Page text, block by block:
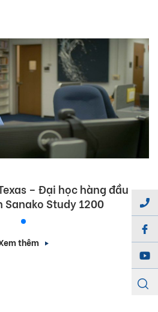
– Đại học hàng đầu
Sanako Study 1200
thêm